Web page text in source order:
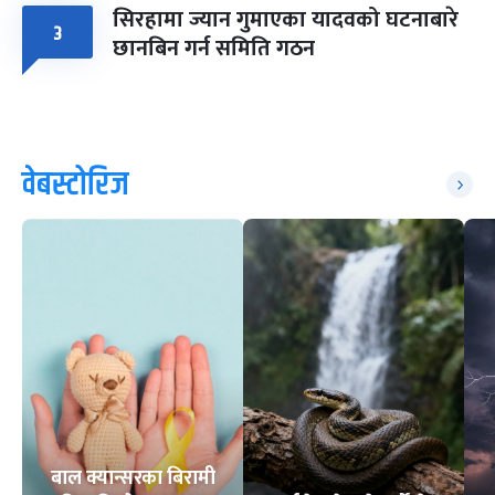
३ सिरहामा ज्यान गुमाएका यादवको घटनाबारे
छानबिन गर्न समिति गठन
वेबस्टोरिज
बाल क्यान्सरका बिरामी